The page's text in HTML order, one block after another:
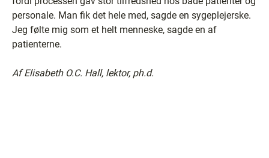
personale. Man fik det hele med, sagde en sygeplejerske.
Jeg følte mig som et helt menneske, sagde en af
patienterne.
Af Elisabeth O.C. Hall, lektor, ph.d.